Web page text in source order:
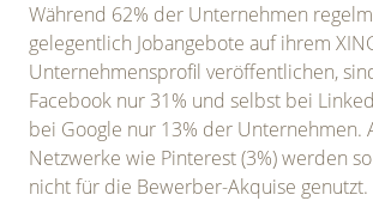
Während 62% der Unternehmen
gelegentlich Jobangebote auf ihrem
Unternehmensprofil veröffentlichen,
Facebook nur 31% und selbst bei
bei Google nur 13% der Unternehmen.
Netzwerke wie Pinterest (3%) werden
nicht für die Bewerber-Akquise genutzt.